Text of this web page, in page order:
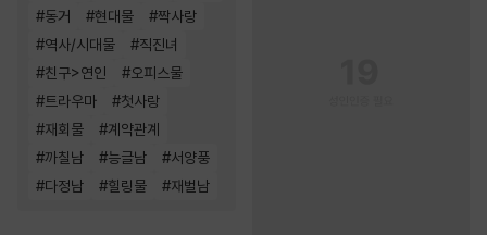
#동거 #현대물 #짝사랑
#역사/시대물 #직진녀
#친구>연인 #오피스물
#트라우마 #첫사랑
#재회물 #계약관계
#까칠남 #능글남 #서양풍
#다정남 #힐링물 #재벌남